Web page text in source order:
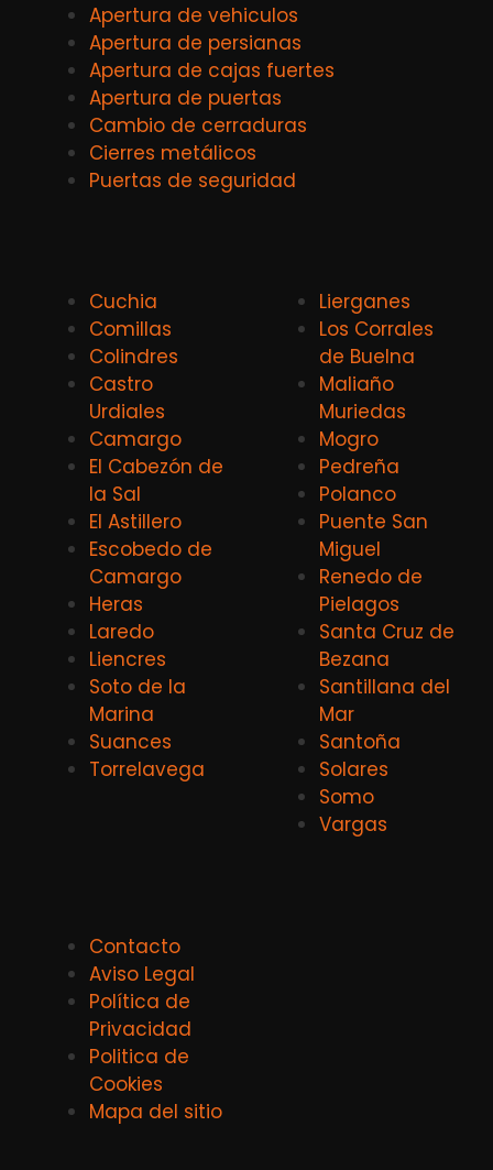
Apertura de vehiculos
Apertura de persianas
Apertura de cajas fuertes
Apertura de puertas
Cambio de cerraduras
Cierres metálicos
Puertas de seguridad
Cuchia
Comillas
Colindres
Castro
Urdiales
Camargo
El Cabezón de
la Sal
El Astillero
Escobedo de
Camargo
Heras
Laredo
Liencres
Soto de la
Marina
Suances
Torrelavega
Lierganes
Los Corrales
de Buelna
Maliaño
Muriedas
Mogro
Pedreña
Polanco
Puente San
Miguel
Renedo de
Pielagos
Santa Cruz de
Bezana
Santillana del
Mar
Santoña
Solares
Somo
Vargas
Contacto
Aviso Legal
Política de
Privacidad
Politica de
Cookies
Mapa del sitio